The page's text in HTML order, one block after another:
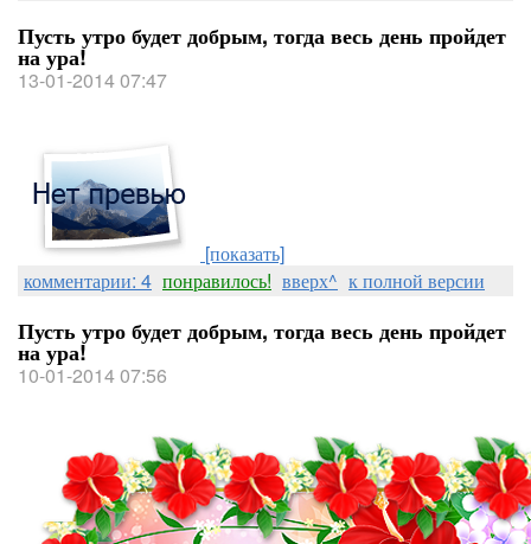
Пусть утро будет добрым, тогда весь день пройдет
на ура!
13-01-2014 07:47
[показать]
комментарии: 4 понравилось! вверх^ к полной версии
Пусть утро будет добрым, тогда весь день пройдет
на ура!
10-01-2014 07:56